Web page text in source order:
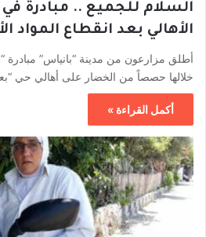
السلام للجميع .. مبادرة
الأهالي بعد انقطاع المواد
أطلق مزارعون من مدينة “بانياس” مبادرة
خلالها حصصاً من الخضار على أهالي حي
أكمل القراءة »